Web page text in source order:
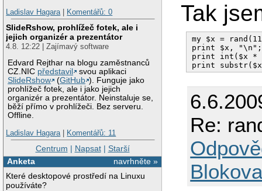
Ladislav Hagara| Komentářů: 0
SlideRshow, prohlížeč fotek, ale i
jejich organizér a prezentátor
4.8. 12:22 | Zajímavý software
Edvard Rejthar na blogu zaměstnanců
CZ.NIC představil
svou aplikaci
SlideRshow
(GitHub ). Funguje jako
prohlížeč fotek, ale i jako jejich
organizér a prezentátor. Neinstaluje se,
běží přímo v prohlížeči. Bez serveru.
Offline.
Ladislav Hagara| Komentářů: 11
Centrum | Napsat| Starší
navrhněte »
Anketa
Které desktopové prostředí na Linuxu
používáte?
Tak
my $x =
print $x, "\n";
print int($x *
Re: